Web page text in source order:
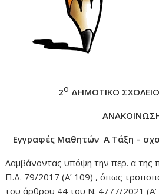
2Ο ΔΗΜΟΤΙΚΟ
Εγγραφές Μαθητών Α Τάξη –
Λαμβάνοντας υπόψη την περ. α της
Π.Δ. 79/2017 (Α’ 109) , όπως
του άρθρου 44 του Ν. 4777/2021 (Α’